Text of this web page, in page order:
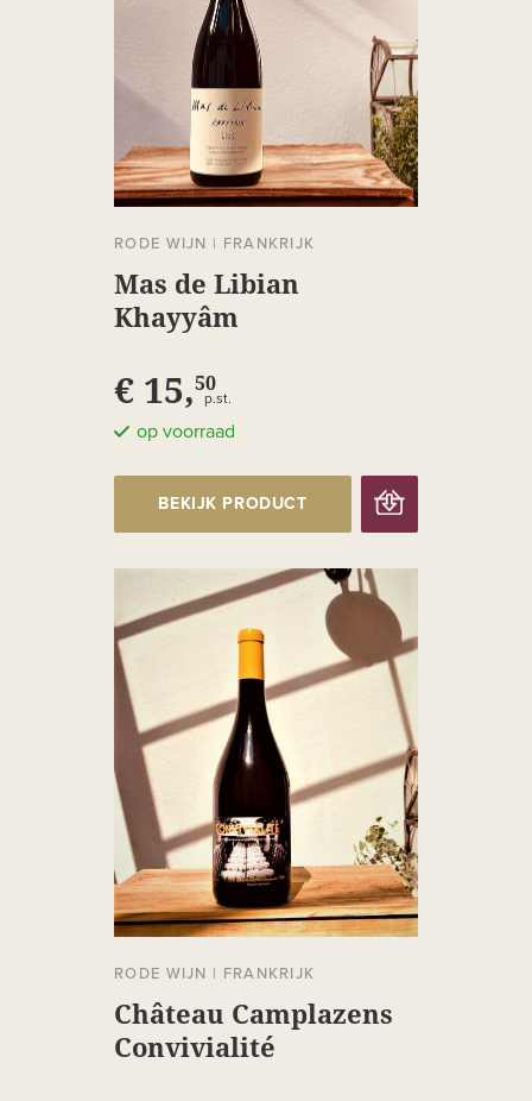
RODE WIJN | FRANKRIJK
Mas de Libian
Khayyâm
€ 15,50
p.st.
op voorraad
BEKIJK PRODUCT
RODE WIJN | FRANKRIJK
Château Camplazens
Convivialité